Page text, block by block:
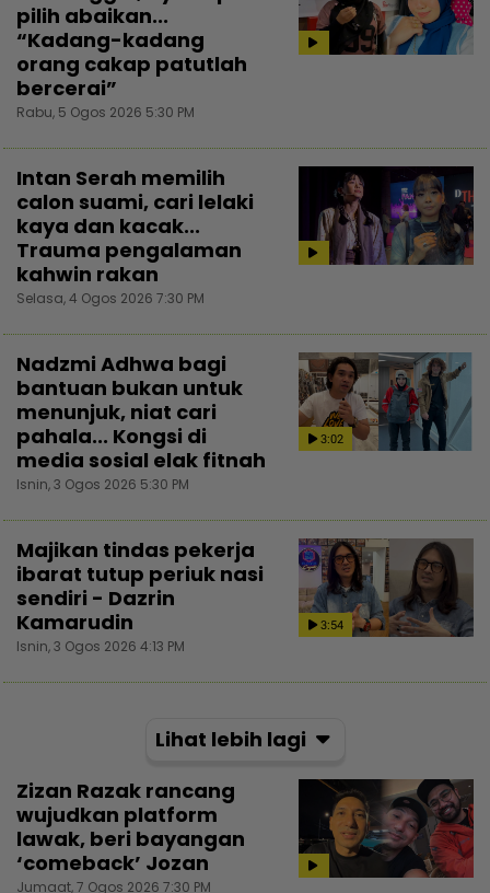
pilih abaikan...
“Kadang-kadang
orang cakap patutlah
bercerai”
Rabu, 5 Ogos 2026 5:30 PM
Intan Serah memilih
calon suami, cari lelaki
kaya dan kacak...
Trauma pengalaman
kahwin rakan
Selasa, 4 Ogos 2026 7:30 PM
3:02
Nadzmi Adhwa bagi
bantuan bukan untuk
menunjuk, niat cari
pahala... Kongsi di
media sosial elak fitnah
Isnin, 3 Ogos 2026 5:30 PM
3:54
Majikan tindas pekerja
ibarat tutup periuk nasi
sendiri - Dazrin
Kamarudin
Isnin, 3 Ogos 2026 4:13 PM
Lihat lebih lagi
Zizan Razak rancang
wujudkan platform
lawak, beri bayangan
‘comeback’ Jozan
Jumaat, 7 Ogos 2026 7:30 PM